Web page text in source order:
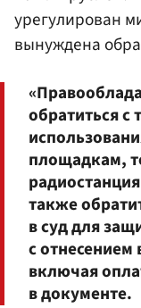
урегулирован
вынуждена
обратиться
площадкам,
также
в суд для
с
включая
в документе.